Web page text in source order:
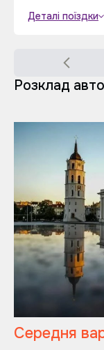
Деталі поїздки
Розклад
Середня